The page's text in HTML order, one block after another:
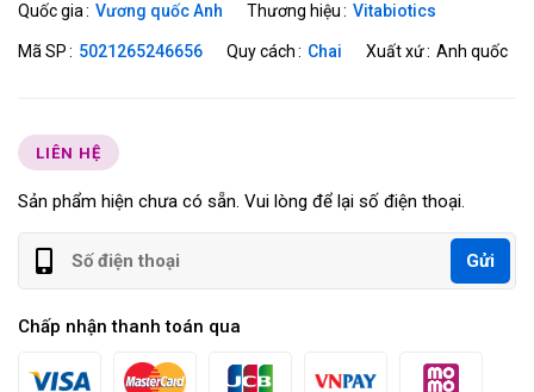
Quốc gia Vương quốc Anh Thương hiệu Vitabiotics
Mã SP 5021265246656 Quy cách Chai Xuất xứ Anh quốc
LIÊN HỆ
Sản phẩm hiện chưa có sẵn. Vui lòng để lại số điện thoại.
Gửi
Chấp nhận thanh toán qua